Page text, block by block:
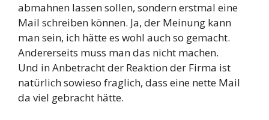
abmahnen lassen sollen, sondern erstmal eine
Mail schreiben können. Ja, der Meinung kann
man sein, ich hätte es wohl auch so gemacht.
Andererseits muss man das nicht machen.
Und in Anbetracht der Reaktion der Firma ist
natürlich sowieso fraglich, dass eine nette Mail
da viel gebracht hätte.